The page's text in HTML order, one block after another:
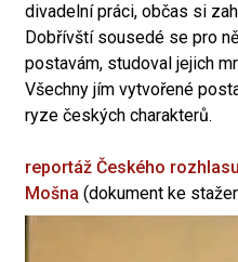
divadelní práci, občas si
Dobřívští sousedé se pro
postavám, studoval jejich
Všechny jím vytvořené
ryze českých charakterů.
reportáž Českého
Mošna (dokument ke